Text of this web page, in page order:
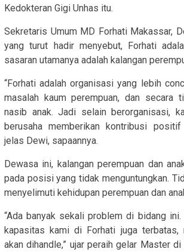
Kedokteran Gigi Unhas itu.
Sekretaris Umum MD Forhati Makassar,
yang turut hadir menyebut, Forhati
sasaran utamanya adalah kalangan
“Forhati adalah organisasi yang lebih
masalah kaum perempuan, dan secara
nasib anak. Jadi selain berorganisasi,
berusaha memberikan kontribusi positif
jelas Dewi, sapaannya.
Dewasa ini, kalangan perempuan dan
pada posisi yang tidak menguntungkan.
menyelimuti kehidupan perempuan dan
“Ada banyak sekali problem di bidang ini.
kapasitas kami di Forhati juga terbatas,
akan dihandle,” ujar peraih gelar Master